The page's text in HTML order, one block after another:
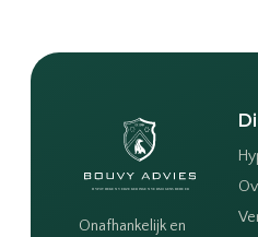
Onafhankelijk en